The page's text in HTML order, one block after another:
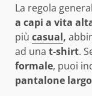
La regola
a capi a vita
più casual,
ad una t-shirt.
formale, puoi
pantalone